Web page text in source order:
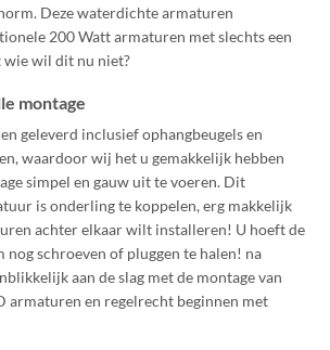
Deze waterdichte armaturen
200 Watt armaturen met slechts een
wil dit nu niet?
montage
geleverd inclusief ophangbeugels en
waardoor wij het u gemakkelijk hebben
simpel en gauw uit te voeren. Dit
is onderling te koppelen, erg makkelijk
achter elkaar wilt installeren! U hoeft de
schroeven of pluggen te halen! na
aan de slag met de montage van
armaturen en regelrecht beginnen met